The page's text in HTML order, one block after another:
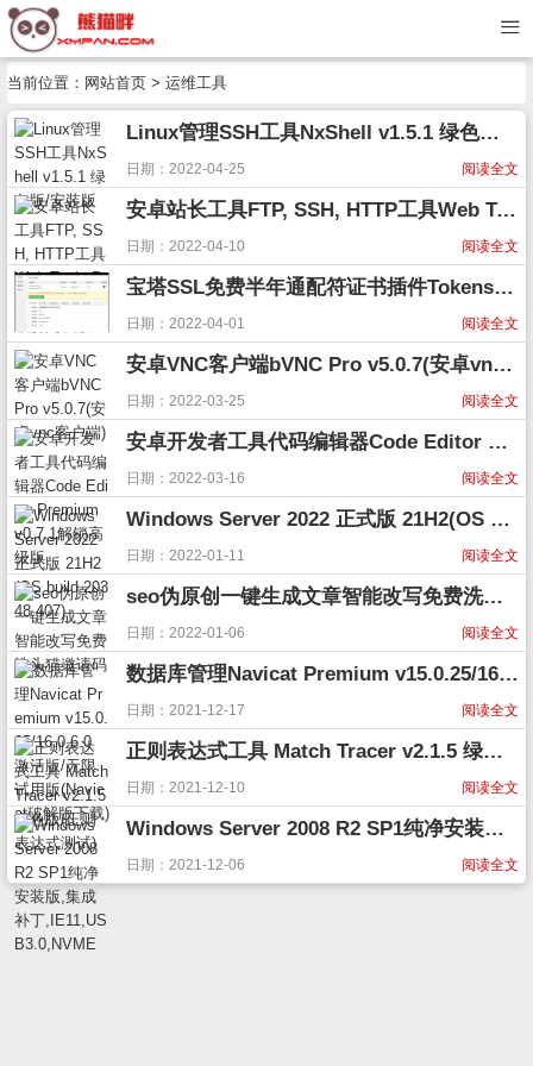
当前位置： 网站首页 > 运维工具
Linux管理SSH工具NxShell v1.5.1 绿色版/安装版
阅读全文
日期：2022-04-25
安卓站长工具FTP, SSH, HTTP工具Web Tools Premium v1.70破解高级版
阅读全文
日期：2022-04-10
宝塔SSL免费半年通配符证书插件Tokenssl v1.0.8
阅读全文
日期：2022-04-01
安卓VNC客户端bVNC Pro v5.0.7(安卓vnc客户端)
阅读全文
日期：2022-03-25
安卓开发者工具代码编辑器Code Editor Premium v0.7.1解锁高级版
阅读全文
日期：2022-03-16
Windows Server 2022 正式版 21H2(OS build 20348.407)
阅读全文
日期：2022-01-11
seo伪原创一键生成文章智能改写免费洗头猫邀请码
阅读全文
日期：2022-01-06
数据库管理Navicat Premium v15.0.25/16.0.6.0 激活版/无限试用版(Navicat破解版下载)
阅读全文
日期：2021-12-17
正则表达式工具 Match Tracer v2.1.5 绿色版(正则表达式测试)
阅读全文
日期：2021-12-10
Windows Server 2008 R2 SP1纯净安装版,集成补丁,IE11,USB3.0,NVME
阅读全文
日期：2021-12-06